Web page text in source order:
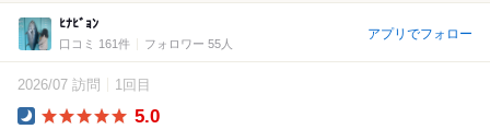
ﾋﾅﾋﾞｮﾝ
口コミ 161件 フォロワー 55人
アプリでフォロー
2026/07 訪問 1回目
5.0